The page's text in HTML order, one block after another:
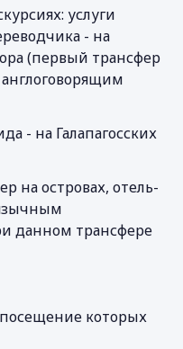
услуги
- на
(первый трансфер
- на Галапагосских
на островах, отель-
данном трансфере
которых